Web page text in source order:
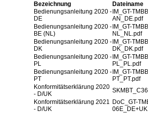
Bezeichnung
Dateiname
Bedienungsanleitung 2020 -
DE
IM_GT-
AN_DE.pdf
Bedienungsanleitung 2020 -
BE (NL)
IM_GT-
NL_NL.pdf
Bedienungsanleitung 2020 -
DK
IM_GT-
DK_DK.pdf
Bedienungsanleitung 2020 -
PL
IM_GT-
PL_PL.pdf
Bedienungsanleitung 2020 -
PT
IM_GT-
PT_PT.pdf
Konformitätserklärung 2020
- D/UK
Konformitätserklärung 2021
- D/UK
DoC_GT-